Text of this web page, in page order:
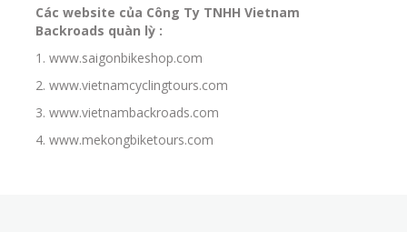
Các website của Công Ty TNHH Vietnam
Backroads quàn lỳ :
1. www.saigonbikeshop.com
2. www.vietnamcyclingtours.com
3. www.vietnambackroads.com
4. www.mekongbiketours.com